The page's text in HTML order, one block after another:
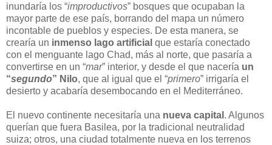
inundaría los “improductivos” bosques que ocupaban la
mayor parte de ese país, borrando del mapa un número
incontable de pueblos y especies. De esta manera, se
crearía un inmenso lago artificial que estaría conectado
con el menguante lago Chad, más al norte, que pasaría a
convertirse en un “mar” interior, y desde el que nacería un
“segundo” Nilo, que al igual que el “primero” irrigaría el
desierto y acabaría desembocando en el Mediterráneo.
El nuevo continente necesitaría una nueva capital . Algunos
querían que fuera Basilea, por la tradicional neutralidad
suiza; otros, una ciudad totalmente nueva en los terrenos